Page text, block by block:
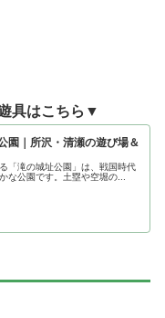
具はこちら▼
園｜所沢・清瀬の遊び場＆
「滝の城址公園」は、戦国時代
な公園です。土塁や空堀の...